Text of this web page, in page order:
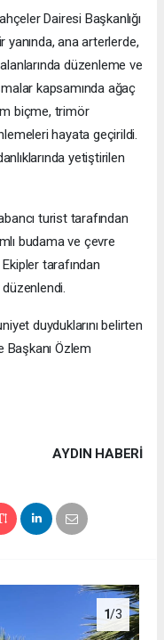
Dairesi Başkanlığı
yanında, ana arterlerde,
düzenleme ve
kapsamında ağaç
biçme, trimör
hayata geçirildi.
yetiştirilen
turist tarafından
budama ve çevre
tarafından
düzenlendi.
duyduklarını belirten
Başkanı Özlem
AYDIN HABERİ
1/3